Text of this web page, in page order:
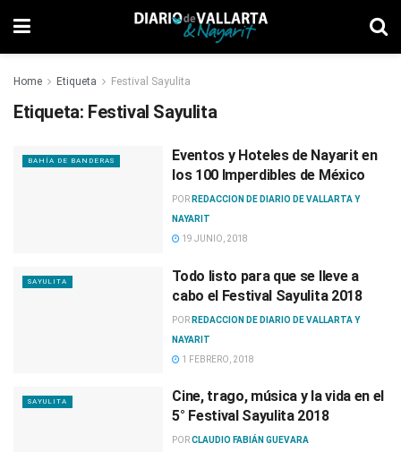
Home Etiqueta Festival Sayulita
Etiqueta: Festival Sayulita
BAHÍA DE BANDERAS
Eventos y Hoteles de Nayarit en
los 100 Imperdibles de México
POR REDACCION DE DIARIO DE VALLARTA Y
NAYARIT
19 JUNIO, 2018
SAYULITA
Todo listo para que se lleve a
cabo el Festival Sayulita 2018
POR REDACCION DE DIARIO DE VALLARTA Y
NAYARIT
1 FEBRERO, 2018
SAYULITA
Cine, trago, música y la vida en el
5° Festival Sayulita 2018
PORCLAUDIO FABIÁN GUEVARA